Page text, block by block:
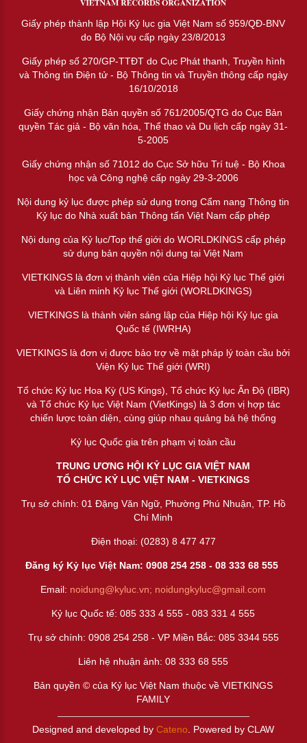
Giấy phép thành lập Hội Kỷ lục gia Việt Nam số 959/QĐ-BNV
do Bộ Nội vụ cấp ngày 23/8/2013
Giấy phép số 270/GP-TTĐT do Cục Phát thanh, Truyền hình
và Thông tin Điện tử - Bộ Thông tin và Truyền thông cấp ngày
16/10/2018
Giấy chứng nhận Bản quyền số 761/2005/QTG do Cục Bản
quyền Tác giả - Bộ văn hóa, Thể thao và Du lịch cấp ngày 31-
5-2005
Giấy chứng nhận số 71012 do Cục Sở hữu Trí tuệ - Bộ Khoa
học và Công nghệ cấp ngày 29-3-2006
Nội dung kỷ lục được phép sử dụng trong Cẩm nang Thông tin
Kỷ lục do Nhà xuất bản Thông tấn Việt Nam cấp phép
Nội dung của Kỷ lục/Top thế giới do WORLDKINGS cấp phép
sử dụng bản quyền nội dung tại Việt Nam
VIETKINGS là đơn vị thành viên của Hiệp hội Kỷ lục Thế giới
và Liên minh Kỷ lục Thế giới (WORLDKINGS)
VIETKINGS là thành viên sáng lập của Hiệp hội Kỷ lục gia
Quốc tế (IWRHA)
VIETKINGS là đơn vị được bảo trợ về mặt pháp lý toàn cầu bởi
Viện Kỷ lục Thế giới (WRI)
Tổ chức Kỷ lục Hoa Kỳ (US Kings), Tổ chức Kỷ lục Ấn Độ (IBR)
và Tổ chức Kỷ lục Việt Nam (VietKings) là 3 đơn vị hợp tác
chiến lược toàn diện, cùng giúp nhau quảng bá hệ thống
Kỷ lục Quốc gia trên phạm vị toàn cầu
TRUNG ƯƠNG HỘI KỶ LỤC GIA VIỆT NAM
TỔ CHỨC KỶ LỤC VIỆT NAM - VIETKINGS
Trụ sở chính: 01 Đặng Văn Ngữ, Phường Phú Nhuận, TP. Hồ
Chí Minh
Điện thoại: (0283) 8 477 477
Đăng ký Kỷ lục Việt Nam: 0908 254 258 -08 333 68 555
Email: noidung@kyluc.vn; noidungkyluc@gmail.com
Kỷ lục Quốc tế: 085 333 4 555 - 083 331 4 555
Trụ sở chính: 0908 254 258 - VP Miền Bắc: 085 3344 555
Liên hệ nhuận ảnh:08 333 68 555
Bản quyền © của Kỷ lục Việt Nam thuộc về VIETKINGS
FAMILY
Designed and developed byCateno. Powered by CLAW